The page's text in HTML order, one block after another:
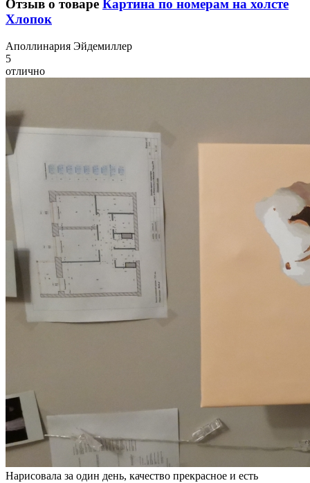
Отзыв о товаре Картина по номерам на холсте
Хлопок
Аполлинария Эйдемиллер
5
отлично
Нарисовала за один день, качество прекрасное и есть